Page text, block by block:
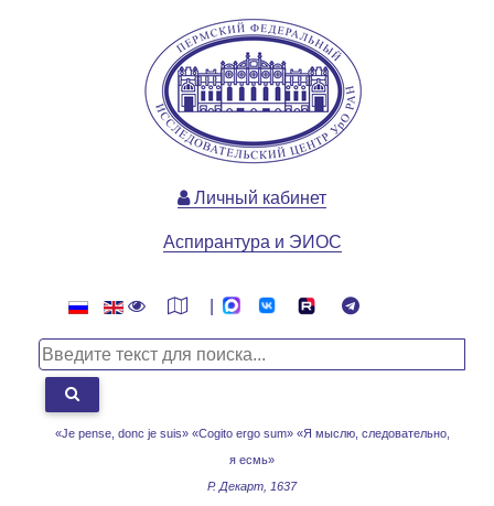
«Je pense, donc je suis» «Cogito ergo sum» «Я мыслю, следовательно,
я есмь»
Р. Декарт, 1637
Личный кабинет
Аспирантура и ЭИОС